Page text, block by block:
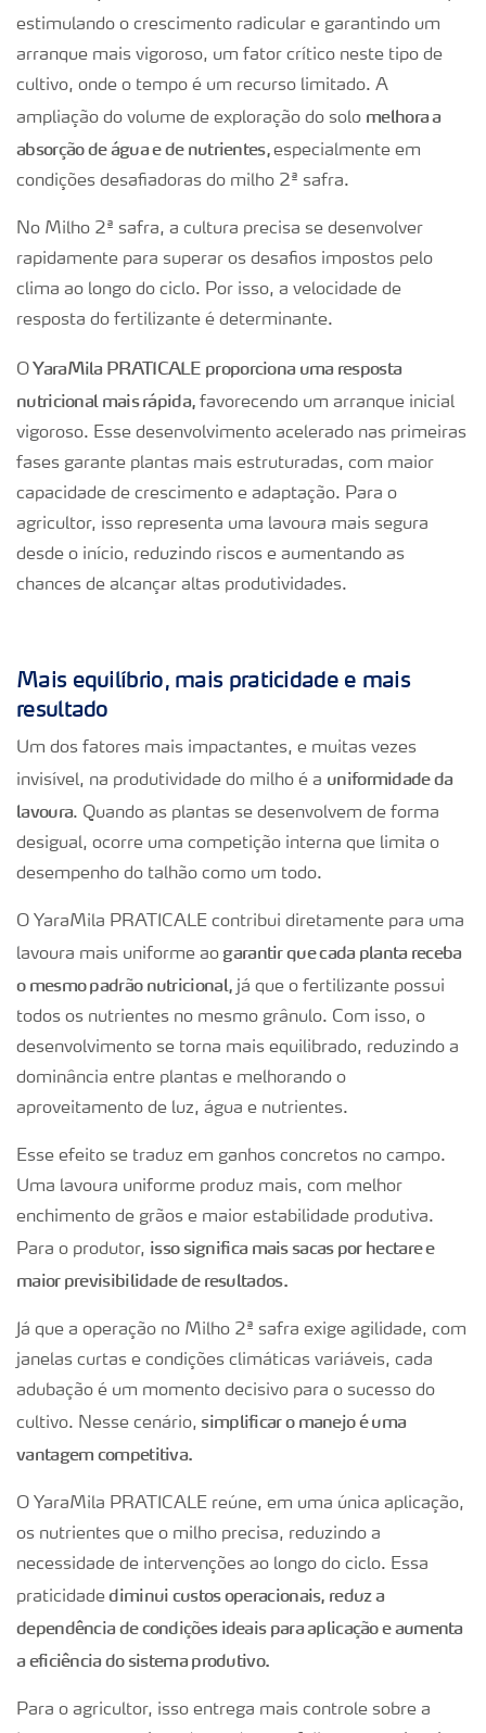
estimulando o crescimento radicular e garantindo um
arranque mais vigoroso, um fator crítico neste tipo de
cultivo, onde o tempo é um recurso limitado. A
ampliação do volume de exploração do solo melhora a
absorção de água e de nutrientes,especialmente em
condições desafiadoras do milho 2ª safra.
No Milho 2ª safra, a cultura precisa se desenvolver
rapidamente para superar os desafios impostos pelo
clima ao longo do ciclo. Por isso, a velocidade de
resposta do fertilizante é determinante.
OYaraMila PRATICALE proporciona uma resposta
nutricional mais rápida, favorecendo um arranque inicial
vigoroso. Esse desenvolvimento acelerado nas primeiras
fases garante plantas mais estruturadas, com maior
capacidade de crescimento e adaptação. Para o
agricultor, isso representa uma lavoura mais segura
desde o início, reduzindo riscos e aumentando as
chances de alcançar altas produtividades.
Mais equilíbrio, mais praticidade e mais
resultado
Um dos fatores mais impactantes, e muitas vezes
invisível, na produtividade do milho é a uniformidade da
lavoura. Quando as plantas se desenvolvem de forma
desigual, ocorre uma competição interna que limita o
desempenho do talhão como um todo.
O YaraMila PRATICALE contribui diretamente para uma
lavoura mais uniforme ao garantir que cada planta receba
o mesmo padrão nutricional, já que o fertilizante possui
todos os nutrientes no mesmo grânulo. Com isso, o
desenvolvimento se torna mais equilibrado, reduzindo a
dominância entre plantas e melhorando o
aproveitamento de luz, água e nutrientes.
Esse efeito se traduz em ganhos concretos no campo.
Uma lavoura uniforme produz mais, com melhor
enchimento de grãos e maior estabilidade produtiva.
Para o produtor, isso significa mais sacas por hectare e
maior previsibilidade de resultados.
Já que a operação no Milho 2ª safra exige agilidade, com
janelas curtas e condições climáticas variáveis, cada
adubação é um momento decisivo para o sucesso do
cultivo. Nesse cenário, simplificar o manejo é uma
vantagem competitiva.
O YaraMila PRATICALE reúne, em uma única aplicação,
os nutrientes que o milho precisa, reduzindo a
necessidade de intervenções ao longo do ciclo. Essa
praticidadediminui custos operacionais, reduz a
dependência de condições ideais para aplicação e aumenta
a eficiência do sistema produtivo.
Para o agricultor, isso entrega mais controle sobre a